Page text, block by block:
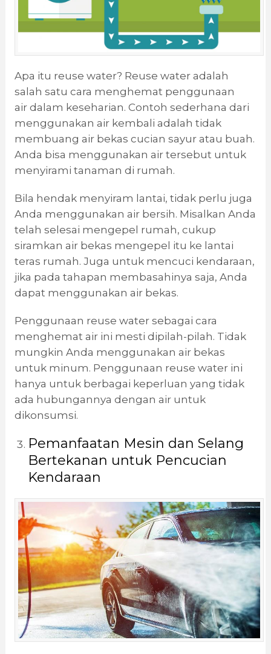
Apa itu reuse water? Reuse water adalah
salah satu cara menghemat penggunaan
air dalam keseharian. Contoh sederhana dari
menggunakan air kembali adalah tidak
membuang air bekas cucian sayur atau buah.
Anda bisa menggunakan air tersebut untuk
menyirami tanaman di rumah.
Bila hendak menyiram lantai, tidak perlu juga
Anda menggunakan air bersih. Misalkan Anda
telah selesai mengepel rumah, cukup
siramkan air bekas mengepel itu ke lantai
teras rumah. Juga untuk mencuci kendaraan,
jika pada tahapan membasahinya saja, Anda
dapat menggunakan air bekas.
Penggunaan reuse water sebagai cara
menghemat air ini mesti dipilah-pilah. Tidak
mungkin Anda menggunakan air bekas
untuk minum. Penggunaan reuse water ini
hanya untuk berbagai keperluan yang tidak
ada hubungannya dengan air untuk
dikonsumsi.
Pemanfaatan Mesin dan Selang
Bertekanan untuk Pencucian
Kendaraan